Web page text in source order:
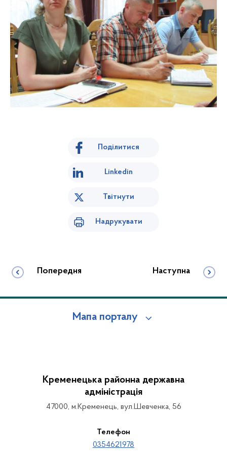
Поділитися
Linkedin
Твітнути
Надрукувати
Попередня Наступна
Мапа порталу
Кременецька районна державна
адміністрація
47000, м.Кременець, вул.Шевченка, 56
Телефон
0354621978